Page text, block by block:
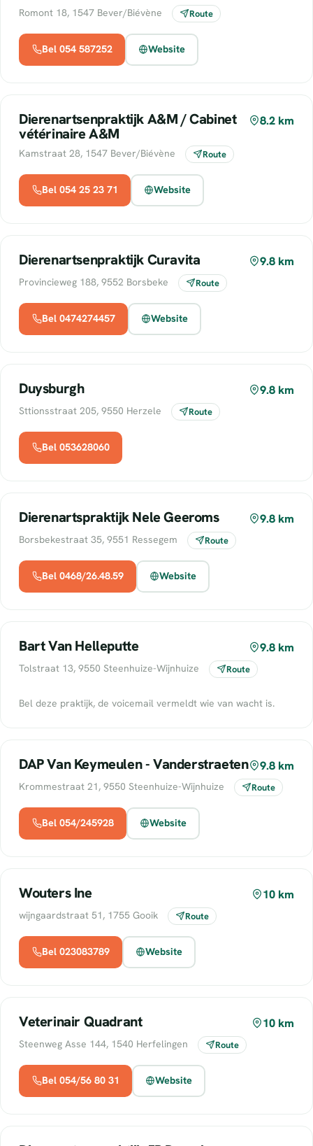
Romont 18, 1547 Bever/Biévène Route
Bel 054 587252 Website
Dierenartsenpraktijk A&M / Cabinet
vétérinaire A&M
8.2 km
Kamstraat 28, 1547 Bever/Biévène Route
Bel 054 25 23 71 Website
Dierenartsenpraktijk Curavita 9.8 km
Provincieweg 188, 9552 Borsbeke Route
Bel 0474274457 Website
Duysburgh 9.8 km
Sttionsstraat 205, 9550 Herzele Route
Bel 053628060
Dierenartspraktijk Nele Geeroms 9.8 km
Borsbekestraat 35, 9551 Ressegem Route
Bel 0468/26.48.59 Website
Bart Van Helleputte 9.8 km
Tolstraat 13, 9550 Steenhuize-Wijnhuize Route
Bel deze praktijk, de voicemail vermeldt wie van wacht is.
DAP Van Keymeulen - Vanderstraeten 9.8 km
Krommestraat 21, 9550 Steenhuize-Wijnhuize Route
Bel 054/245928 Website
Wouters Ine 10 km
wijngaardstraat 51, 1755 Gooik Route
Bel 023083789 Website
Veterinair Quadrant 10 km
Steenweg Asse 144, 1540 Herfelingen Route
Bel 054/56 80 31 Website